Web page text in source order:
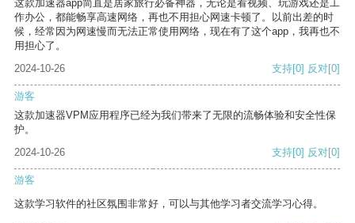
这款加速器app简直是居家旅行必备神器，无论是看视频、玩游戏还是工
作办公，都能畅享高速网络，再也不用担心网速卡顿了。以前出差的时
候，经常因为网速慢而无法正常使用网络，现在有了这个app，我再也不
用担心了。
2024-10-26
支持[0] 反对[0]
游客
这款加速器VPM应用程序已经为我们带来了无限的流畅体验和安全性保
护。
2024-10-26
支持[0] 反对[0]
游客
这款学习软件的社区氛围非常好，可以与其他学习者交流学习心得。